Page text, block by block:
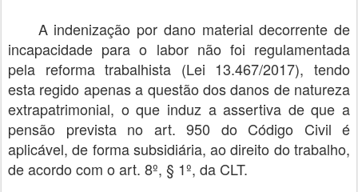
A indenização por dano material decorrente de
incapacidade para o labor não foi regulamentada
pela reforma trabalhista (Lei 13.467/2017), tendo
esta regido apenas a questão dos danos de natureza
extrapatrimonial, o que induz a assertiva de que a
pensão prevista no art. 950 do Código Civil é
aplicável, de forma subsidiária, ao direito do trabalho,
de acordo com o art. 8º, § 1º, da CLT.